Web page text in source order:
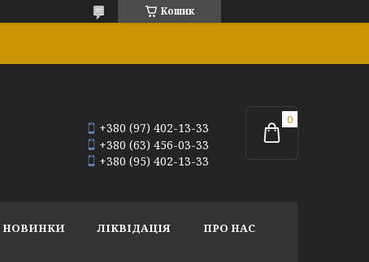
Кошик
+380 (97) 402-13-33
+380 (63) 456-03-33
+380 (95) 402-13-33
НОВИНКИ ЛІКВІДАЦІЯ ПРО НАС